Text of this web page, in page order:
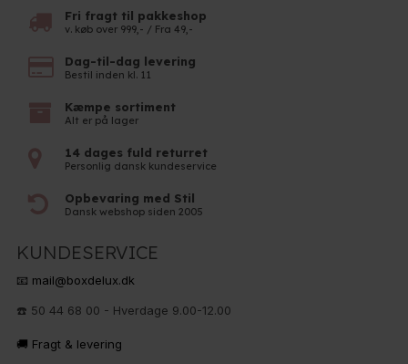
Fri fragt til pakkeshop
v. køb over 999,- / Fra 49,-
Dag-til-dag levering
Bestil inden kl. 11
Kæmpe sortiment
Alt er på lager
14 dages fuld returret
Personlig dansk kundeservice
Opbevaring med Stil
Dansk webshop siden 2005
KUNDESERVICE
📧 mail@boxdelux.dk
☎️ 50 44 68 00 - Hverdage 9.00-12.00
🚚 Fragt & levering